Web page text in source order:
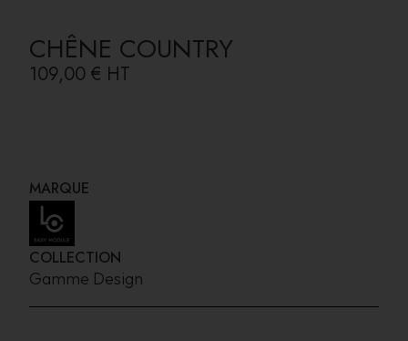
CHÊNE COUNTRY
109,00 € HT
MARQUE
COLLECTION
Gamme Design